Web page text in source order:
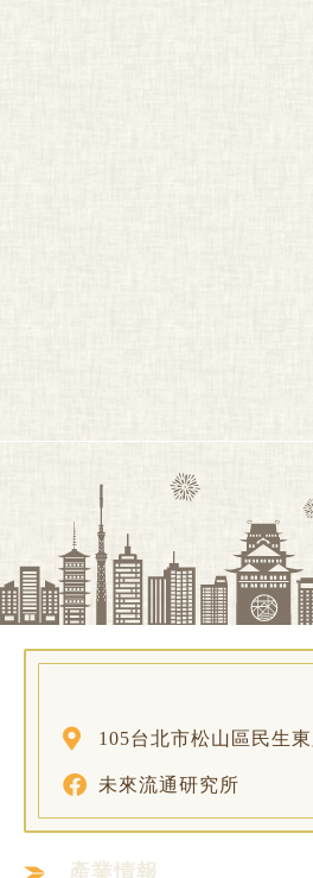
105台北市松山區民生
未來流通研究所
產業情報